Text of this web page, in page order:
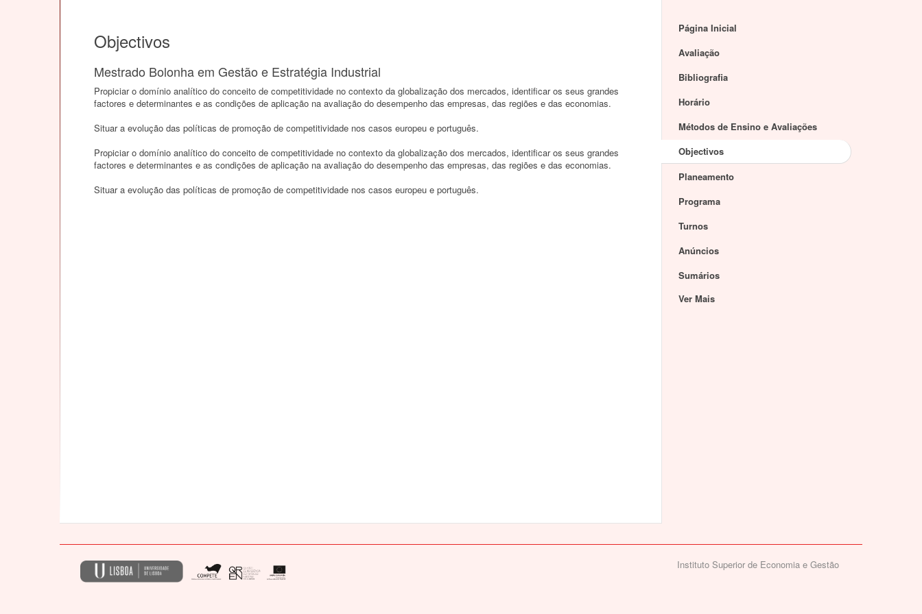
Objectivos
Mestrado Bolonha em Gestão e Estratégia Industrial
Propiciar o domínio analítico do conceito de competitividade no contexto da globalização dos mercados, identificar os seus grandes
factores e determinantes e as condições de aplicação na avaliação do desempenho das empresas, das regiões e das economias.
Situar a evolução das políticas de promoção de competitividade nos casos europeu e português.
Propiciar o domínio analítico do conceito de competitividade no contexto da globalização dos mercados, identificar os seus grandes
factores e determinantes e as condições de aplicação na avaliação do desempenho das empresas, das regiões e das economias.
Situar a evolução das políticas de promoção de competitividade nos casos europeu e português.
Página Inicial
Avaliação
Bibliografia
Horário
Métodos de Ensino e Avaliações
Objectivos
Planeamento
Programa
Turnos
Anúncios
Sumários
Ver Mais
Instituto Superior de Economia e Gestão